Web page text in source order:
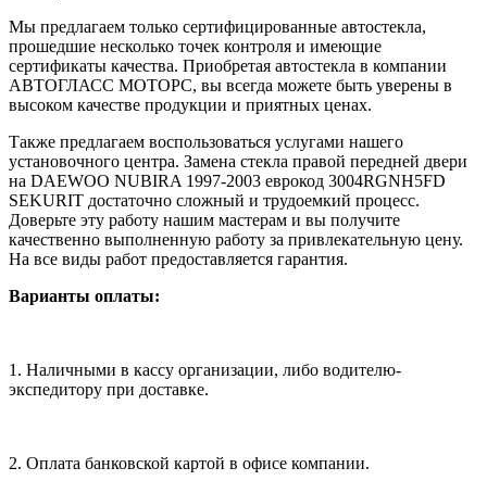
Мы предлагаем только сертифицированные автостекла,
прошедшие несколько точек контроля и имеющие
сертификаты качества. Приобретая автостекла в компании
АВТОГЛАСС МОТОРС, вы всегда можете быть уверены в
высоком качестве продукции и приятных ценах.
Также предлагаем воспользоваться услугами нашего
установочного центра. Замена стекла правой передней двери
на DAEWOO NUBIRA 1997-2003 еврокод 3004RGNH5FD
SEKURIT достаточно сложный и трудоемкий процесс.
Доверьте эту работу нашим мастерам и вы получите
качественно выполненную работу за привлекательную цену.
На все виды работ предоставляется гарантия.
Варианты оплаты:
1. Наличными в кассу организации, либо водителю-
экспедитору при доставке.
2. Оплата банковской картой в офисе компании.